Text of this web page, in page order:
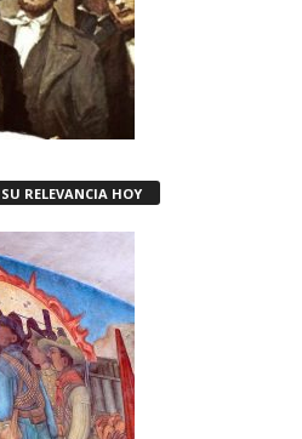
RELEVANCIA HOY